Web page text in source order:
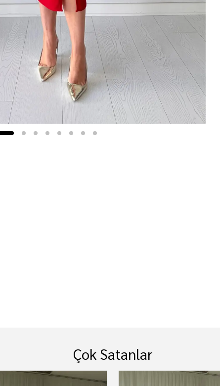
Çok Satanlar